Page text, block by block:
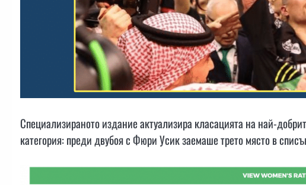
Специализираното издание актуализира класацията на най-
категория: преди двубоя с Фюри Усик заемаше трето място в